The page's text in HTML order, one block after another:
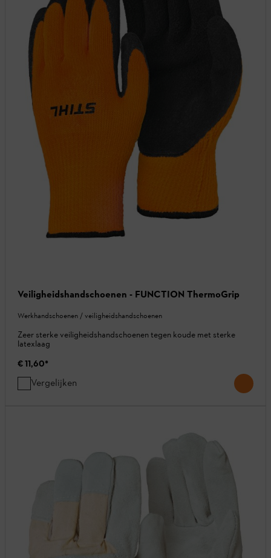
Veiligheidshandschoenen - FUNCTION ThermoGrip
Werkhandschoenen / veiligheidshandschoenen
Zeer sterke veiligheidshandschoenen tegen koude met sterke
latexlaag
€ 11,60*
Vergelijken